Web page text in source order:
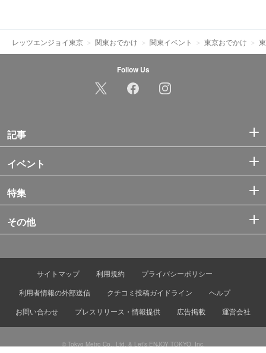
レッツエンジョイ東京 関東おでかけ 関東イベント 東京おでかけ
Follow Us
記事
イベント
特集
その他
サイトマップ 利用規約
プライバシーポリシー
利用者情報の外部送信
クチコミ投稿ガイドライン
ヘルプ
お問い合わせ
プレスリリース・情報提供 広告掲載 運営会社
© Tokyo Metro Co., Ltd. & Let’s ENJOY TOKYO, Inc.